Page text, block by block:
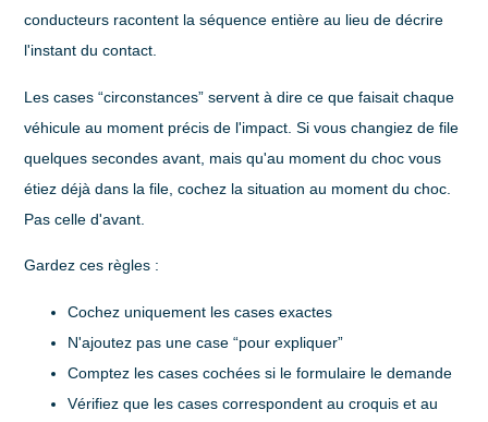
conducteurs racontent la séquence entière au lieu de décrire
l'instant du contact.
Les cases “circonstances” servent à dire ce que faisait chaque
véhicule au moment précis de l'impact. Si vous changiez de file
quelques secondes avant, mais qu'au moment du choc vous
étiez déjà dans la file, cochez la situation au moment du choc.
Pas celle d'avant.
Gardez ces règles :
Cochez uniquement les cases exactes
N'ajoutez pas une case “pour expliquer”
Comptez les cases cochées si le formulaire le demande
Vérifiez que les cases correspondent au croquis et au